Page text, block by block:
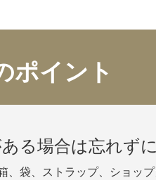
ポイント
る場合は忘れず
、袋、ストラップ、ショップ